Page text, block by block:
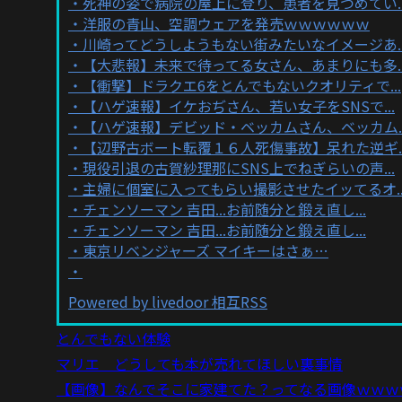
洋服の青山、空調ウェアを発売ｗｗｗｗｗｗ
川崎ってどうしようもない街みたいなイメージあ
【大悲報】未来で待ってる女さん、あまりにも多
【衝撃】ドラクエ6をとんでもないクオリティで...
【ハゲ速報】イケおぢさん、若い女子をSNSで...
【ハゲ速報】デビッド・ベッカムさん、ベッカム
【辺野古ボート転覆１６人死傷事故】呆れた逆ギ
現役引退の古賀紗理那にSNS上でねぎらいの声...
主婦に個室に入ってもらい撮影させたイッてるオ
チェンソーマン 吉田...お前随分と鍛え直し...
チェンソーマン 吉田...お前随分と鍛え直し...
東京リベンジャーズ マイキーはさぁ…
Powered by livedoor 相互RSS
とんでもない体験
マリエ どうしても本が売れてほしい裏事情
【画像】なんでそこに家建てた？ってなる画像ｗｗ